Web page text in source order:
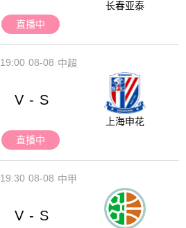
长春亚泰
直播中
08-08
19:00 中超
V - S
上海申花
直播中
08-08
19:30 中甲
V - S